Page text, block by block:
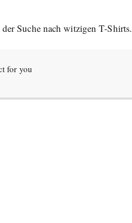
Suche nach witzigen T-Shirts.
for you